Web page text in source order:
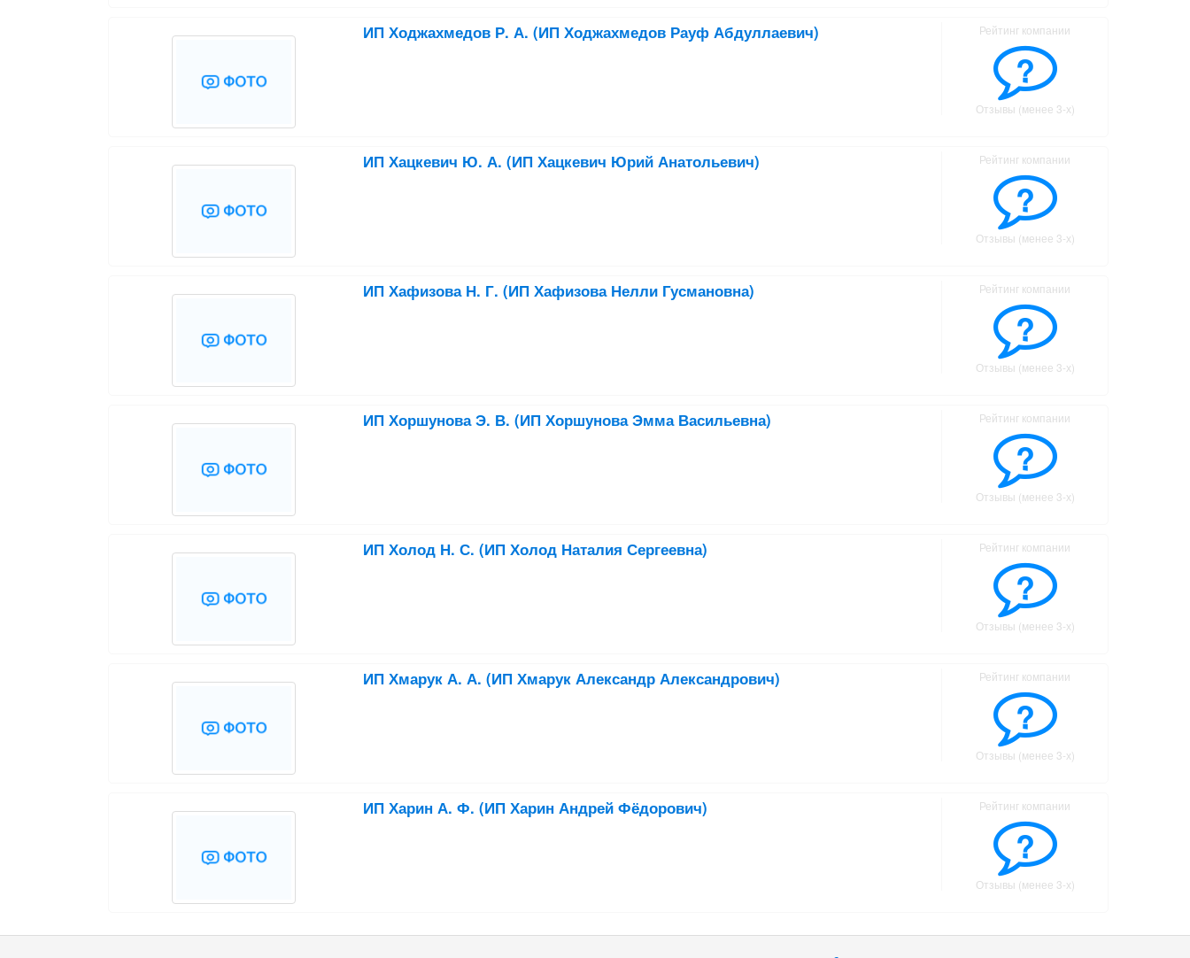
ИП Ходжахмедов Р. А. (ИП Ходжахмедов Рауф Абдуллаевич) Рейтинг компании
?
Отзывы (менее 3-х)
ИП Хацкевич Ю. А. (ИП Хацкевич Юрий Анатольевич) Рейтинг компании
?
Отзывы (менее 3-х)
ИП Хафизова Н. Г. (ИП Хафизова Нелли Гусмановна) Рейтинг компании
?
Отзывы (менее 3-х)
ИП Хоршунова Э. В. (ИП Хоршунова Эмма Васильевна) Рейтинг компании
?
Отзывы (менее 3-х)
ИП Холод Н. С. (ИП Холод Наталия Сергеевна) Рейтинг компании
?
Отзывы (менее 3-х)
ИП Хмарук А. А. (ИП Хмарук Александр Александрович) Рейтинг компании
?
Отзывы (менее 3-х)
ИП Харин А. Ф. (ИП Харин Андрей Фёдорович) Рейтинг компании
?
Отзывы (менее 3-х)